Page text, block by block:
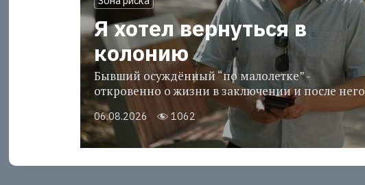
Я хотел вернуться в
колонию
Бывший осуждённый “по малолетке” -
откровенно о жизни в заключении и после него
06.08.2026 1062